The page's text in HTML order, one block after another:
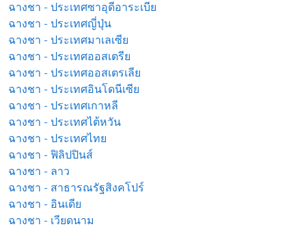
ฉางชา - ประเทศซาอุดีอาระเบีย
ฉางชา - ประเทศญี่ปุ่น
ฉางชา - ประเทศมาเลเซีย
ฉางชา - ประเทศออสเตรีย
ฉางชา - ประเทศออสเตรเลีย
ฉางชา - ประเทศอินโดนีเซีย
ฉางชา - ประเทศเกาหลี
ฉางชา - ประเทศไต้หวัน
ฉางชา - ประเทศไทย
ฉางชา - ฟิลิปปินส์
ฉางชา - ลาว
ฉางชา - สาธารณรัฐสิงคโปร์
ฉางชา - อินเดีย
ฉางชา - เวียดนาม